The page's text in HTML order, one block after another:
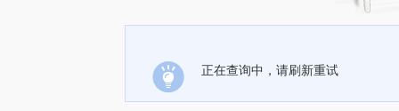
正在查询中，请刷新重试